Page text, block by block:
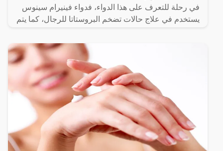
في رحلة للتعرف على هذا الدواء، فدواء فينيرام سينوس
يستخدم في علاج حالات تضخم البروستاتا للرجال، كما يتم